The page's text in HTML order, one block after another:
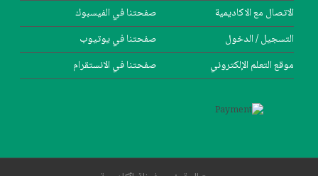
الاتصال مع الاکادیمیة
التسجیل / الدخول
موقع التعلم الإلکتروني
صفحتنا في الفيسبوك
صفحتنا في یوتیوب
صفحتنا في الانستقرام